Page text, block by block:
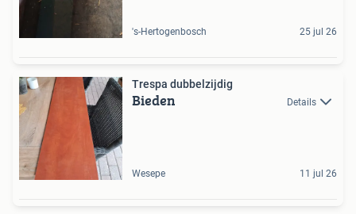
's-Hertogenbosch 25 jul 26
Trespa dubbelzijdig
Bieden Details
Wesepe 11 jul 26